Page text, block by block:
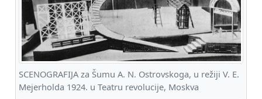
SCENOGRAFIJA za Šumu A. N. Ostrovskoga, u režiji V. E.
Mejerholda 1924. u Teatru revolucije, Moskva